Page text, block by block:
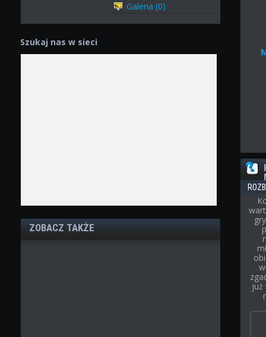
Galeria (0)
Szukaj nas w sieci
ZOBACZ TAKŻE
już